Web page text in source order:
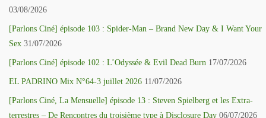
03/08/2026
[Parlons Ciné] épisode 103 : Spider-Man – Brand New Day & I Want Your
Sex 31/07/2026
[Parlons Ciné] épisode 102 : L’Odyssée & Evil Dead Burn 17/07/2026
EL PADRINO Mix N°64-3 juillet 2026 11/07/2026
[Parlons Ciné, La Mensuelle] épisode 13 : Steven Spielberg et les Extra-
terrestres – De Rencontres du troisième type à Disclosure Day 06/07/2026